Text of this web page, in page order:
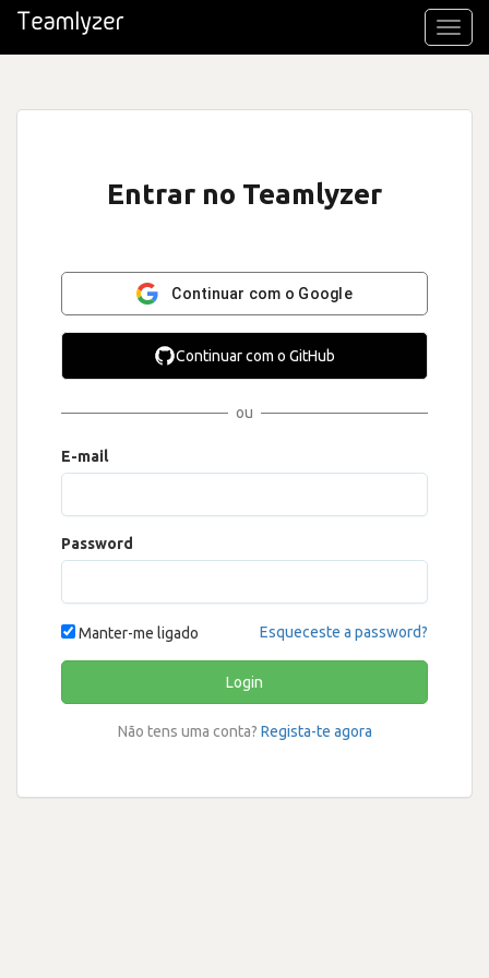
Entrar no Teamlyzer
Continuar com o Google
Continuar com o GitHub
ou
E-mail
Password
Manter-me ligado Esqueceste a password?
Login
Não tens uma conta? Regista-te agora